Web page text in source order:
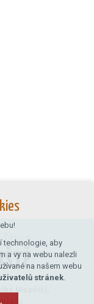
technologie, aby
a vy na webu nalezli
na našem webu
stránek.